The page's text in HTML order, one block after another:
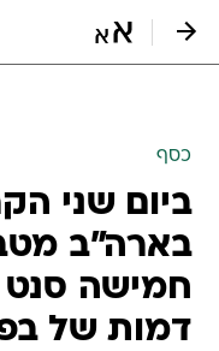
כסף
ביום שני
בארה"ב
חמישה סנט
דמות של